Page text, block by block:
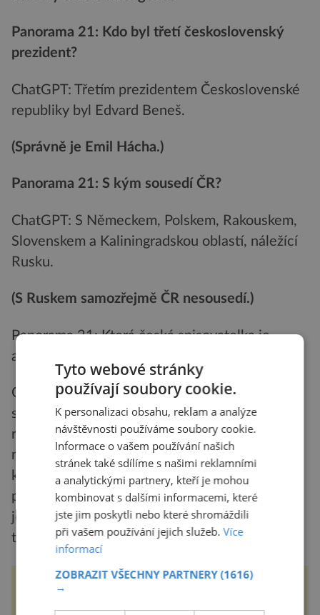
Panorama 21: Kdo byl třetí československý
prezident?
ChatGPT: Třetím prezidentem Československé
republiky byl Edvard Beneš.
(Správně je Emil Hácha.)
Panorama 21: S kým sousedí ČR?
ChatGPT: S Německem, Polskem, Rakouskem,
Slovenskem a Kaliningradskou oblastí, náležící
Rusku.
(S Ruskem samozřejmě ČR nesousedí.)
Panorama 21: Která česká spisovatelka je
autorkou knihy Hana?
ChatGPT: Knihu Hana napsala česká
spisovatelka Květa Legátová. Vyšla poprvé v
roce 1990 a stala se jedním z jejích
nejznámějších děl. Hana je historický román,
který se odehrává v období třicetileté války a
pojednává o osudech mladé dívky Hany, která
je svědkem hrůz této války a snaží se přežít v
těžkých podmínkách.
Utržený kus skály se zastavil
Tyto webové stránky
používají soubory cookie.
K personalizaci obsahu, reklam a analýze
návštěvnosti používáme soubory cookie.
Informace o vašem používání našich
stránek také sdílíme s našimi reklamními
a analytickými partnery, kteří je mohou
kombinovat s dalšími informacemi, které
jste jim poskytli nebo které shromáždili
při vašem používání jejich služeb.Více
informací
ZOBRAZIT VŠECHNY PARTNERY(1616)
→